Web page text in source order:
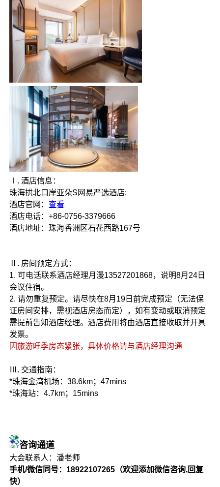
Ⅰ. 酒店信息：
珠海拱北口岸亚朵S网易严选酒店:
酒店官网：查看
酒店电话：+86-0756-3379666
酒店地址：珠海香洲区石花西路167号
Ⅱ. 房间预定方式：
1. 可电话联系酒店经理月漫13527201868，说明8月24日
会议住宿。
2. 请勿重复预定。请尽快在8月19日前完成预定（无法保
证房间安排，需视酒店房态而定），如有变动或取消预定
需提前告知酒店经理。酒店费用将由酒店直接收取并开具
发票。
因旅游旺季房态紧张，具体价格请与酒店经理沟通
Ⅲ. 交通指南：
*珠海金湾机场：38.6km；47mins
*珠海站：4.7km；15mins
咨询通道
大会联系人：潘老师
手机/微信同号： 18922107265（欢迎添加微信咨询,回复
快）